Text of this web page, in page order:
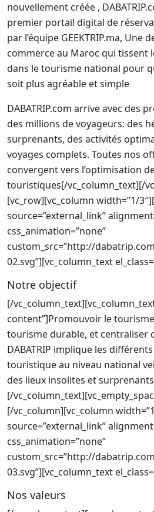
nouvellement créée ,
premier portail digital de
par l’équipe GEEKTRIP.ma, Une
commerce au Maroc qui tissent
dans le tourisme national pour
soit plus agréable et simple
DABATRIP.com arrive avec des
des millions de voyageurs: des
surprenants, des activités
voyages complets. Toutes nos
convergent vers l’optimisation
touristiques[/vc_column_text][/
[vc_row][vc_column width=”1/
source=”external_link”
css_animation=”none”
custom_src=”http://
02.svg”][vc_column_text
Notre objectif
[/
content”]Promouvoir le
tourisme durable, et centraliser
DABATRIP implique les
touristique au niveau national
des lieux insolites et
[/
[/vc_column][vc_column
source=”external_link”
css_animation=”none”
custom_src=”http://
03.svg”][vc_column_text
Nos valeurs